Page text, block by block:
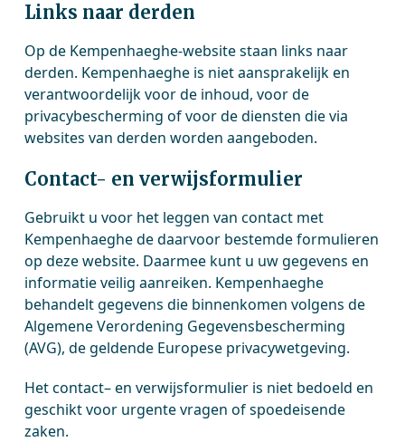
Links naar derden
Op de Kempenhaeghe-website staan links naar
derden. Kempenhaeghe is niet aansprakelijk en
verantwoordelijk voor de inhoud, voor de
privacybescherming of voor de diensten die via
websites van derden worden aangeboden.
Contact- en verwijsformulier
Gebruikt u voor het leggen van contact met
Kempenhaeghe de daarvoor bestemde formulieren
op deze website. Daarmee kunt u uw gegevens en
informatie veilig aanreiken. Kempenhaeghe
behandelt gegevens die binnenkomen volgens de
Algemene Verordening Gegevensbescherming
(AVG), de geldende Europese privacywetgeving.
Het contact– en verwijsformulier is niet bedoeld en
geschikt voor urgente vragen of spoedeisende
zaken.